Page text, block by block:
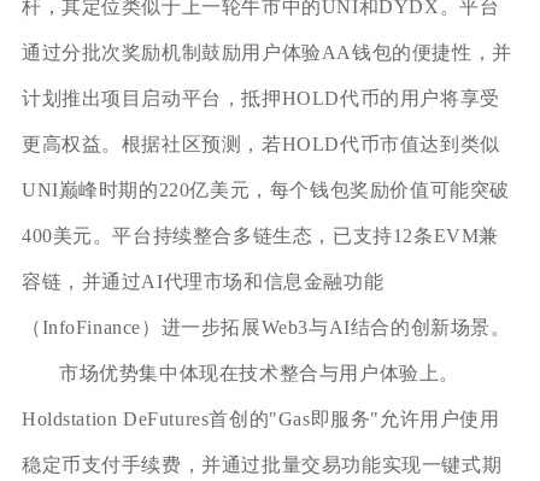
杆，其定位类似于上一轮牛市中的UNI和DYDX。平台
通过分批次奖励机制鼓励用户体验AA钱包的便捷性，并
计划推出项目启动平台，抵押HOLD代币的用户将享受
更高权益。根据社区预测，若HOLD代币市值达到类似
UNI巅峰时期的220亿美元，每个钱包奖励价值可能突破
400美元。平台持续整合多链生态，已支持12条EVM兼
容链，并通过AI代理市场和信息金融功能
（InfoFinance）进一步拓展Web3与AI结合的创新场景。
市场优势集中体现在技术整合与用户体验上。
Holdstation DeFutures首创的"Gas即服务"允许用户使用
稳定币支付手续费，并通过批量交易功能实现一键式期